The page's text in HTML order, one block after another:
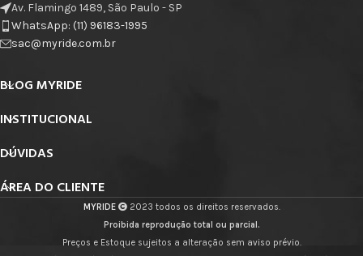
Av. Flamingo 1489, São Paulo - SP
WhatsApp: (11) 96183-1995
sac@myride.com.br
BLOG MYRIDE
INSTITUCIONAL
DÚVIDAS
ÁREA DO CLIENTE
MYRIDE
2023 todos os direitos reservados.
Proibida reprodução total ou parcial.
Preços e Estoque sujeitos a alteração sem aviso prévio.